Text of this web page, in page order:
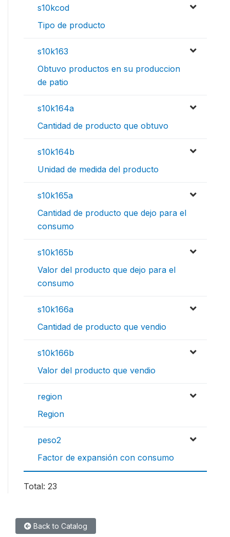
s10kcod
Tipo de producto
s10k163
Obtuvo productos en su produccion
de patio
s10k164a
Cantidad de producto que obtuvo
s10k164b
Unidad de medida del producto
s10k165a
Cantidad de producto que dejo para el
consumo
s10k165b
Valor del producto que dejo para el
consumo
s10k166a
Cantidad de producto que vendio
s10k166b
Valor del producto que vendio
region
Region
peso2
Factor de expansión con consumo
Total: 23
Back to Catalog